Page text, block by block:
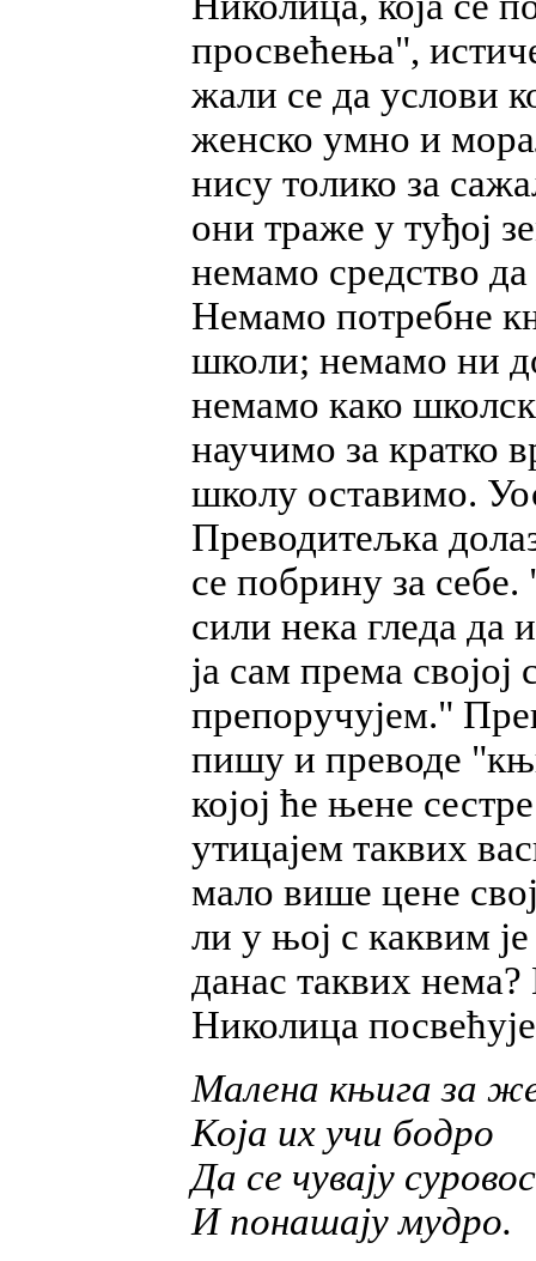
просвећења",
жали се да услови
женско умно и
нису толико за
они траже у туђој
немамо средство
Немамо потребне
школи; немамо ни
немамо како
научимо за кратко
школу оставимо.
Преводитељка
се побрину за
сили нека гледа да
ја сам према
препоручујем."
пишу и преводе
којој ће њене
утицајем таквих
мало више цене
ли у њој с каквим
данас таквих
Николица
Малена књига за
Која их учи бодро
Да се чувају
И понашају мудро.